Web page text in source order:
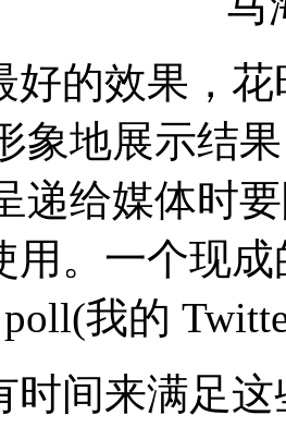
好的效果，
象地展示结
递给媒体时
用。一个现
我的
时间来满足